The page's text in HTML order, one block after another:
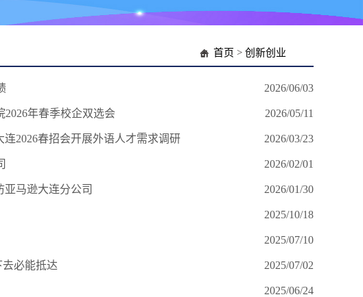
首页 > 创新创业
2026/06/03
2026/05/11
年春季校企双选会
2026/03/23
2026春招会开展外语人才需求调研
2026/02/01
2026/01/30
马逊大连分公司
2025/10/18
2025/07/10
2025/07/02
必能抵达
2025/06/24